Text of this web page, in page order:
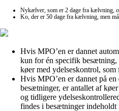
Nykælver, som er 2 dage fra kælvning,
Ko, der er 50 dage fra kælvning, men
Hvis MPO’en er dannet
kun for én specifik
køer med ydelseskontrol,
Hvis MPO’en er dannet på
besætninger, er antallet af
og tidligere
findes i besætninger